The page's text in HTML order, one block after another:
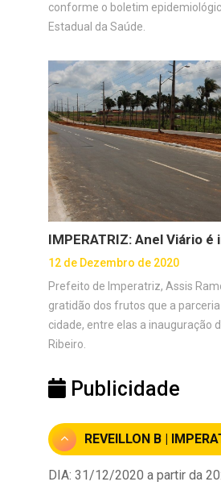
conforme o boletim
Estadual da Saúde.
IMPERATRIZ: Anel Viário é
12 de Dezembro de 2020
Prefeito de Imperatriz, Assis
gratidão dos frutos que a
cidade, entre elas a inauguração
Ribeiro.
Publicidade
REVEILLON B |
DIA: 31/12/2020 a partir da